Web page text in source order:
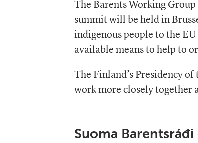
The Barents Working Group
summit will be held in
indigenous people to the
available means to help to
The Finland’s Presidency
work more closely together
Suoma